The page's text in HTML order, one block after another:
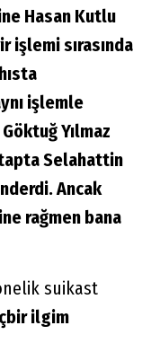
Hasan Kutlu
işlemi sırasında
işlemle
Yılmaz
Selahattin
Ancak
rağmen bana
suikast
ilgim